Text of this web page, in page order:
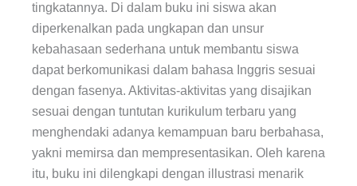
tingkatannya. Di dalam buku ini siswa akan
diperkenalkan pada ungkapan dan unsur
kebahasaan sederhana untuk membantu siswa
dapat berkomunikasi dalam bahasa Inggris sesuai
dengan fasenya. Aktivitas-aktivitas yang disajikan
sesuai dengan tuntutan kurikulum terbaru yang
menghendaki adanya kemampuan baru berbahasa,
yakni memirsa dan mempresentasikan. Oleh karena
itu, buku ini dilengkapi dengan illustrasi menarik